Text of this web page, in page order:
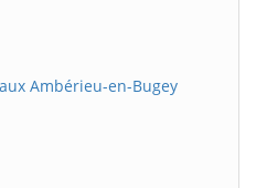
Ambérieu-en-Bugey